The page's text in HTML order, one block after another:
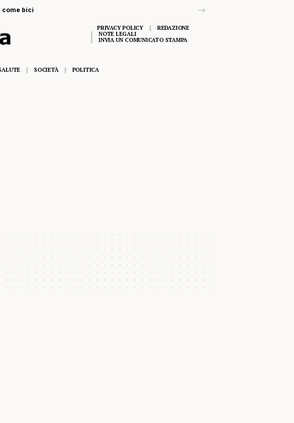
come bici
PRIVACY POLICY
REDAZIONE
NOTE LEGALI
INVIA UN COMUNICATO STAMPA
SOCIETÀ POLITICA